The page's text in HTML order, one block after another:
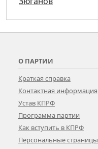
О ПАРТИИ
Краткая справка
Контактная информация
Устав КПРФ
Программа партии
Как вступить в КПРФ
Персональные страницы